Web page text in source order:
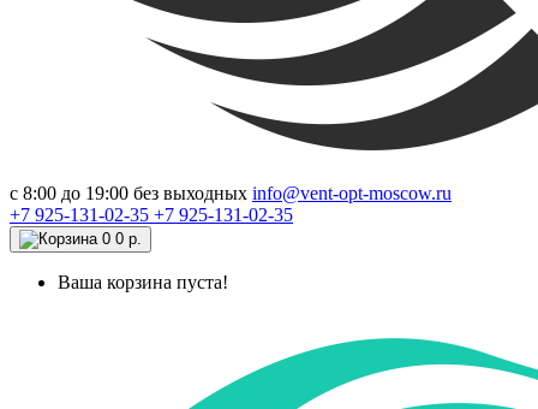
c 8:00 до 19:00 без выходных info@vent-opt-moscow.ru
+7 925-131-02-35 +7 925-131-02-35
0 0 р.
Ваша корзина пуста!